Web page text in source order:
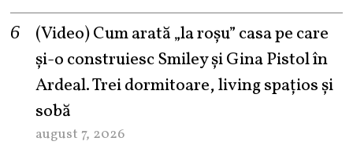
(Video) Cum arată „la roşu” casa pe care
şi-o construiesc Smiley şi Gina Pistol în
Ardeal. Trei dormitoare, living spațios și
sobă
august 7, 2026